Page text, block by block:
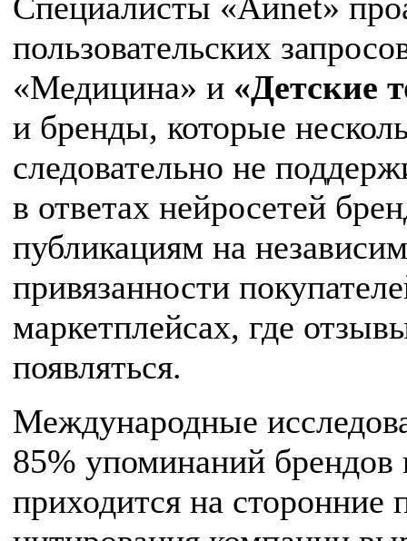
Специалисты «Айnet»
пользовательских
«Медицина» и «Детские
и бренды, которые
следовательно не
в ответах нейросетей
публикациям на
привязанности
маркетплейсах, где
появляться.
Международные
85% упоминаний брендов
приходится на сторонние